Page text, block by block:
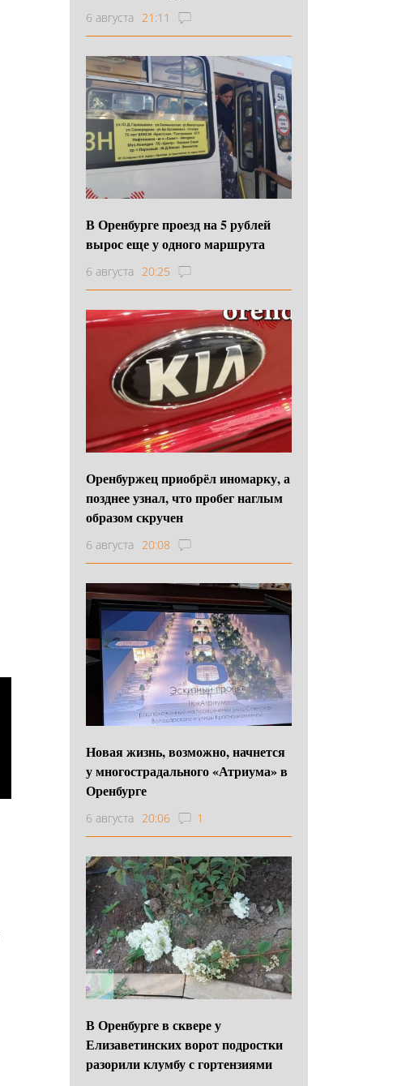
6 августа 21:11
В Оренбурге проезд на 5 рублей
вырос еще у одного маршрута
6 августа 20:25
Оренбуржец приобрёл иномарку, а
позднее узнал, что пробег наглым
образом скручен
6 августа 20:08
Новая жизнь, возможно, начнется
у многострадального «Атриума» в
Оренбурге
6 августа 20:06 1
В Оренбурге в сквере у
Елизаветинских ворот подростки
разорили клумбу с гортензиями